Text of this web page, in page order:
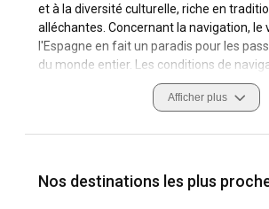
et à la diversité culturelle, riche en
alléchantes. Concernant la navigation, le
l'Espagne en fait un paradis pour les
du monde entier. Les conditions de
sont excellentes, avec des vents
méditerranéen chaud qui complètent
installations nécessaires pour garantir
confortable. Avec sa culture maritime
Afficher plus
Nos destinations les plus